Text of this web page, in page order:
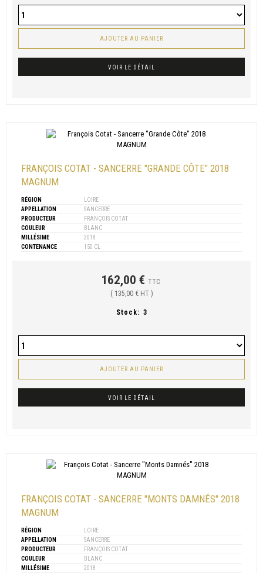
AJOUTER AU PANIER
VOIR LE DÉTAIL
FRANÇOIS COTAT - SANCERRE "GRANDE CÔTE" 2018
MAGNUM
RÉGION
LOIRE
APPELLATION
SANCERRE
PRODUCTEUR
FRANÇOIS COTAT
COULEUR
BLANC
MILLÉSIME
2018
CONTENANCE
150 CL
162,00 € TTC
( 135,00 € HT )
Stock: 3
AJOUTER AU PANIER
VOIR LE DÉTAIL
FRANÇOIS COTAT - SANCERRE "MONTS DAMNÉS" 2018
MAGNUM
RÉGION
LOIRE
APPELLATION
SANCERRE
PRODUCTEUR
FRANÇOIS COTAT
COULEUR
BLANC
MILLÉSIME
2018